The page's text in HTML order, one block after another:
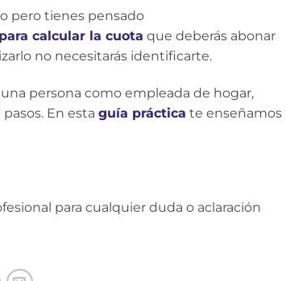
pero tienes pensado
calcular la cuota que deberás abonar
no necesitarás identificarte.
persona como empleada de hogar,
En esta guía práctica te enseñamos
para cualquier duda o aclaración